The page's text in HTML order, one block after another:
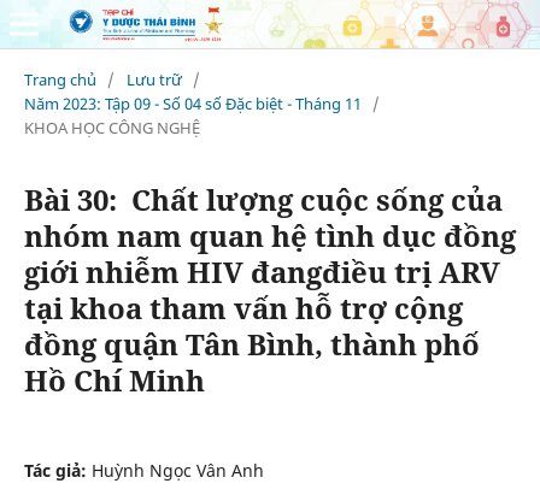
Trang chủ / Lưu trữ /
Năm 2023: Tập 09 - Số 04 số Đặc biệt - Tháng 11
/
KHOA HỌC CÔNG NGHỆ
Bài 30: Chất lượng cuộc sống của
nhóm nam quan hệ tình dục đồng
giới nhiễm HIV đangđiều trị ARV
tại khoa tham vấn hỗ trợ cộng
đồng quận Tân Bình, thành phố
Hồ Chí Minh
Tác giả: Huỳnh Ngọc Vân Anh